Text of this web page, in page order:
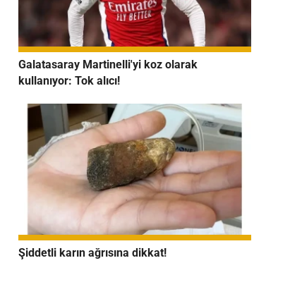
Galatasaray Martinelli'yi koz olarak
kullanıyor: Tok alıcı!
Şiddetli karın ağrısına dikkat!